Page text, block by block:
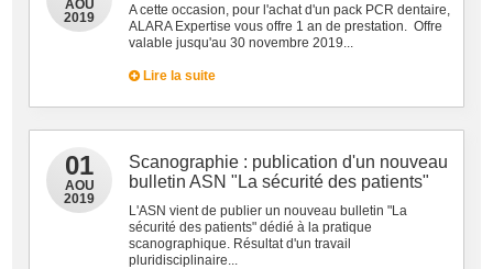
AOU
2019
A cette occasion, pour l'achat d'un pack PCR dentaire,
ALARA Expertise vous offre 1 an de prestation. Offre
valable jusqu'au 30 novembre 2019...
Lire la suite
01
AOU
2019
Scanographie : publication d'un nouveau
bulletin ASN "La sécurité des patients"
L'ASN vient de publier un nouveau bulletin "La
sécurité des patients" dédié à la pratique
scanographique. Résultat d'un travail
pluridisciplinaire...